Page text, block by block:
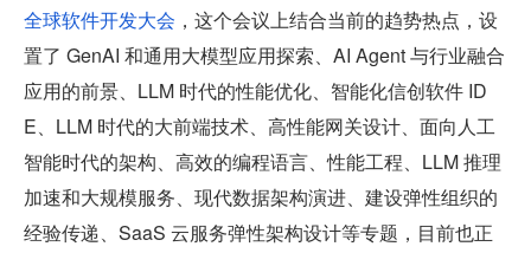
全球软件开发大会 ，这个会议上结合当前的趋势热点，设
置了 GenAI 和通用大模型应用探索、AI Agent 与行业融合
应用的前景、LLM 时代的性能优化、智能化信创软件 ID
E、LLM 时代的大前端技术、高性能网关设计、面向人工
智能时代的架构、高效的编程语言、性能工程、LLM 推理
加速和大规模服务、现代数据架构演进、建设弹性组织的
经验传递、SaaS 云服务弹性架构设计等专题，目前也正